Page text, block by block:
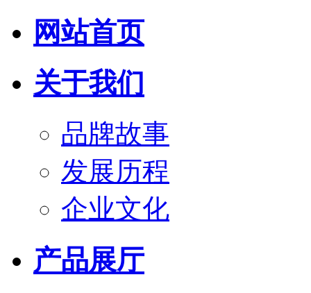
网站首页
关于我们
品牌故事
发展历程
企业文化
产品展厅